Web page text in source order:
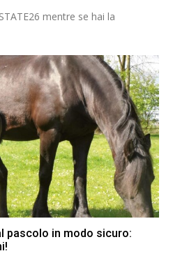
mentre se hai la
pascolo in modo sicuro: